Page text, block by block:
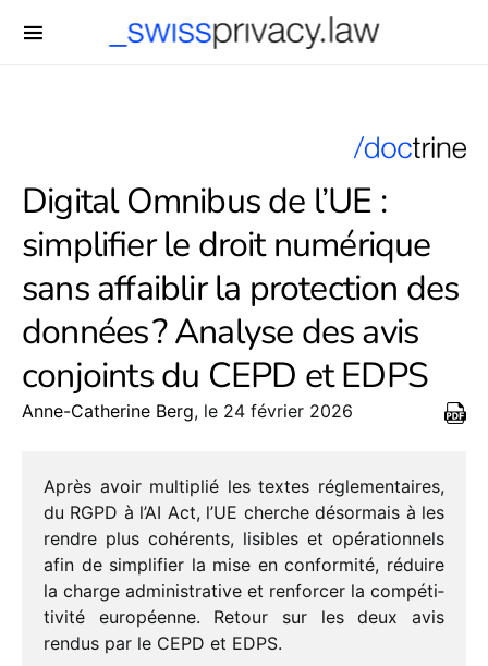
Digital Omnibus de l’UE :
simplifier le droit numérique
sans affaiblir la protection des
données ? Analyse des avis
conjoints du CEPD et EDPS
Anne-Catherine Berg, le 24 février 2026
Après avoir multi­plié les textes régle­men­taires,
du RGPD à l’AI Act, l’UE cherche désor­mais à les
rendre plus cohé­rents, lisibles et opéra­tion­nels
afin de simpli­fier la mise en confor­mité, réduire
la charge admi­nis­tra­tive et renfor­cer la compé­ti­
ti­vité euro­péenne. Retour sur les deux avis
rendus par le CEPD et EDPS.